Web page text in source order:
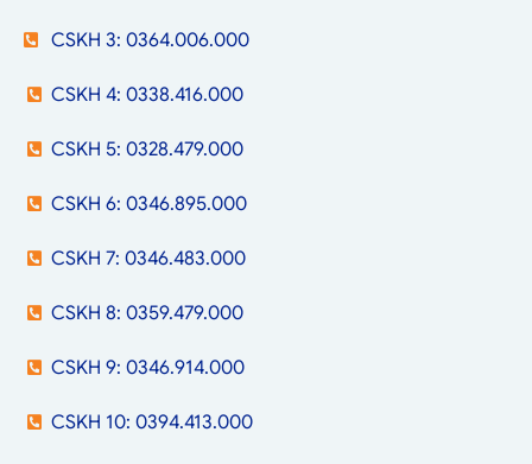
CSKH 3: 0364.006.000
CSKH 4: 0338.416.000
CSKH 5: 0328.479.000
CSKH 6: 0346.895.000
CSKH 7: 0346.483.000
CSKH 8: 0359.479.000
CSKH 9: 0346.914.000
CSKH 10: 0394.413.000